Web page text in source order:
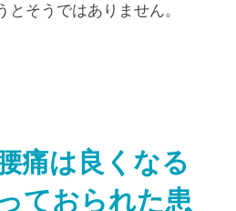
そうではありません。
痛は良くなる
ておられた患